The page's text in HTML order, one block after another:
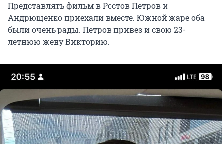
Представлять фильм в Ростов Петров и
Андрющенко приехали вместе. Южной жаре оба
были очень рады. Петров привез и свою 23-
летнюю жену Викторию.